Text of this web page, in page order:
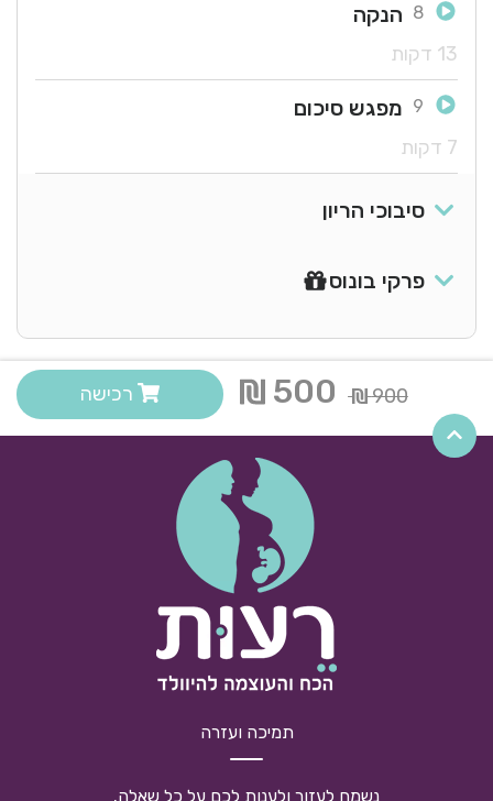
8 הנקה
13 דקות
9 מפגש סיכום
7 דקות
סיבוכי הריון
פרקי בונוס
רכישה 900
500
תמיכה ועזרה
נשמח לעזור ולענות לכם על כל שאלה.